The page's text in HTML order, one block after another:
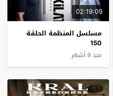
02:19:09
مسلسل المنظمة الحلقة
150
منذ 9 أشهر